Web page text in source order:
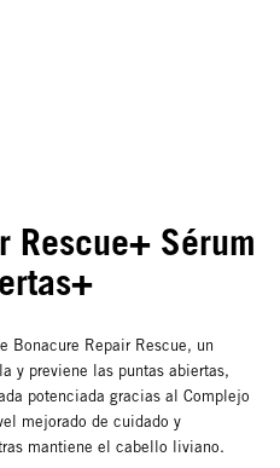
Rescue+ Sérum
Bonacure Repair Rescue, un
y previene las puntas abiertas,
potenciada gracias al Complejo
mejorado de cuidado y
mantiene el cabello liviano.